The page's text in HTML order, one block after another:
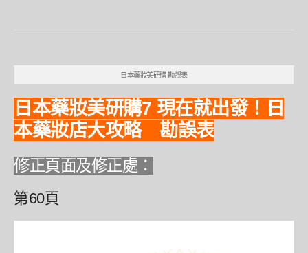
日本藥妝美研購 勘誤表
日本藥妝美研購7 現在就出發！日
本藥妝店大攻略 勘誤表
修正頁面及修正處：
第60頁